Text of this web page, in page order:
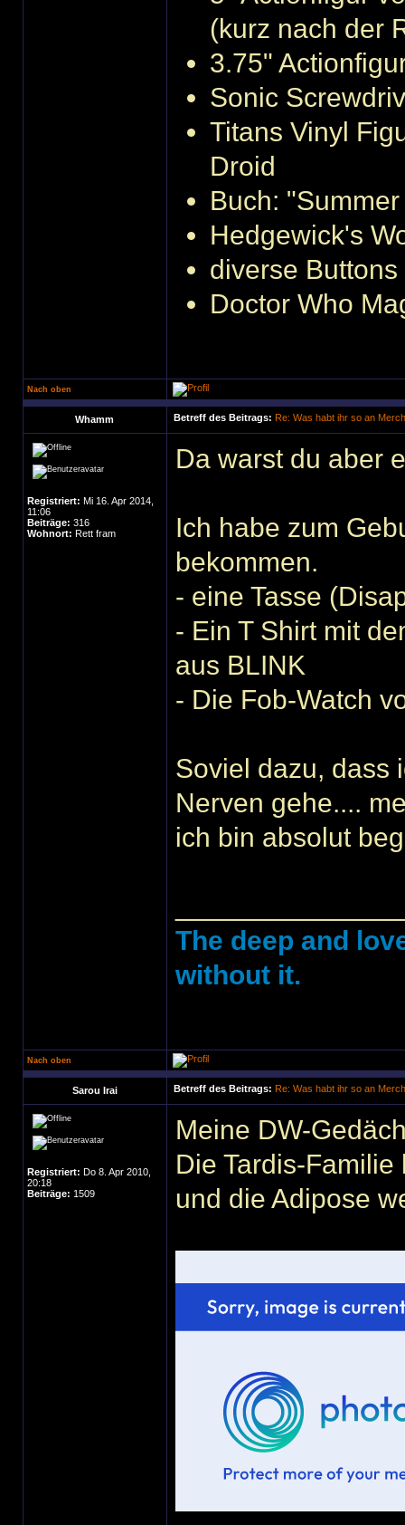
(kurz nach der
3.75"
Sonic
Titans Vinyl
Droid
Buch:
Hedgewick's
diverse Buttons
Doctor Who
Nach oben
Whamm Betreff des Beitrags: Re: Was habt ihr so an
Registriert: Mi 16. Apr 2014,
11:06
Beiträge: 316
Wohnort: Rett fram
Da warst du aber
Ich habe zum
bekommen.
- eine Tasse
- Ein T Shirt mit
aus BLINK
- Die Fob-Watch
Soviel dazu, dass
Nerven gehe....
ich bin absolut
The deep and
without it.
Nach oben
Sarou Irai Betreff des Beitrags: Re: Was habt ihr so an
Registriert: Do 8. Apr 2010,
20:18
Beiträge: 1509
Meine DW-
Die Tardis-
und die Adipose